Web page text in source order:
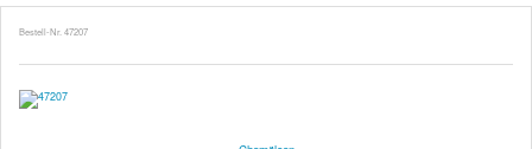
Bestell-Nr. 47207